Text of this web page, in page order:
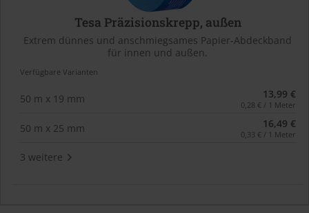
Tesa Präzisionskrepp, außen
Extrem dünnes und anschmiegsames Papier-Abdeckband
für innen und außen.
Verfügbare Varianten
50 m x 19 mm 13,99 €
0,28 € / 1 Meter
50 m x 25 mm 16,49 €
0,33 € / 1 Meter
3 weitere